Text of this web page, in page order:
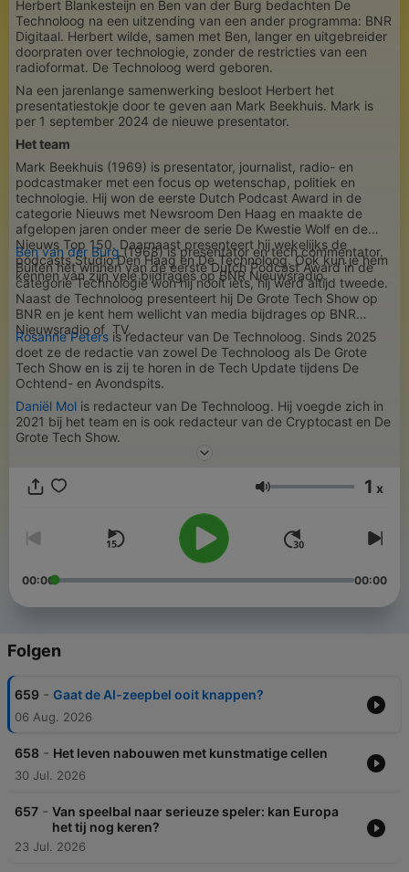
Herbert Blankesteijn en Ben van der Burg bedachten De
Technoloog na een uitzending van een ander programma: BNR
Digitaal. Herbert wilde, samen met Ben, langer en uitgebreider
doorpraten over technologie, zonder de restricties van een
radioformat. De Technoloog werd geboren.
Na een jarenlange samenwerking besloot Herbert het
presentatiestokje door te geven aan Mark Beekhuis. Mark is
per 1 september 2024 de nieuwe presentator.
Het team
Mark Beekhuis (1969) is presentator, journalist, radio- en
podcastmaker met een focus op wetenschap, politiek en
technologie. Hij won de eerste Dutch Podcast Award in de
categorie Nieuws met Newsroom Den Haag en maakte de
afgelopen jaren onder meer de serie De Kwestie Wolf en de
Nieuws Top 150. Daarnaast presenteert hij wekelijks de
podcasts Studio Den Haag en De Technoloog. Ook kun je hem
kennen van zijn vele bijdrages op BNR Nieuwsradio.
Ben van der Burg(1968) is presentator en tech commentator.
Buiten het winnen van de eerste Dutch Podcast Award in de
categorie Technologie won hij nooit iets, hij werd altijd tweede.
Naast de Technoloog presenteert hij De Grote Tech Show op
BNR en je kent hem wellicht van media bijdrages op BNR
Nieuwsradio of TV.
Rosanne Peters is redacteur van De Technoloog. Sinds 2025
doet ze de redactie van zowel De Technoloog als De Grote
Tech Show en is zij te horen in de Tech Update tijdens De
Ochtend- en Avondspits.
Daniël Mol is redacteur van De Technoloog. Hij voegde zich in
2021 bij het team en is ook redacteur van de Cryptocast en De
Grote Tech Show.
Lautstärke 1 x
00:00 00:00
Folgen
659 - Gaat de AI-zeepbel ooit knappen?
06 Aug. 2026
658 - Het leven nabouwen met kunstmatige cellen
30 Jul. 2026
657 - Van speelbal naar serieuze speler: kan Europa
het tij nog keren?
23 Jul. 2026